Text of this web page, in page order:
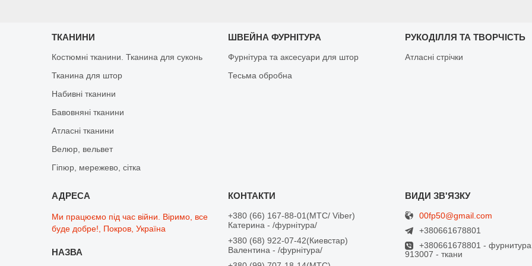
ТКАНИНИ
Костюмні тканини. Тканина для суконь
Тканина для штор
Набивні тканини
Бавовняні тканини
Атласні тканини
Велюр, вельвет
Гіпюр, мережево, сітка
ШВЕЙНА ФУРНІТУРА
Фурнітура та аксесуари для штор
Тесьма обробна
РУКОДІЛЛЯ ТА ТВОРЧІСТЬ
Атласні стрічки
Ми працюємо під час війни. Віримо, все
буде добре!, Покров, Україна
+380 (66) 167-88-01 МТС/ Viber
Катерина - /фурнітура/
+380 (68) 922-07-42 Киевстар
Валентина - /фурнітура/
00fp50@gmail.com
+380661678801
+380661678801 -
913007 - ткани